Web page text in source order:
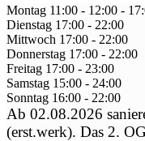
Montag 11:00 - 12:00 -
Dienstag 17:00 - 22:00
Mittwoch 17:00 - 22:00
Donnerstag 17:00 - 22:00
Freitag 17:00 - 23:00
Samstag 15:00 - 24:00
Sonntag 16:00 - 22:00
Ab 02.08.2026
(erst.werk). Das 2.